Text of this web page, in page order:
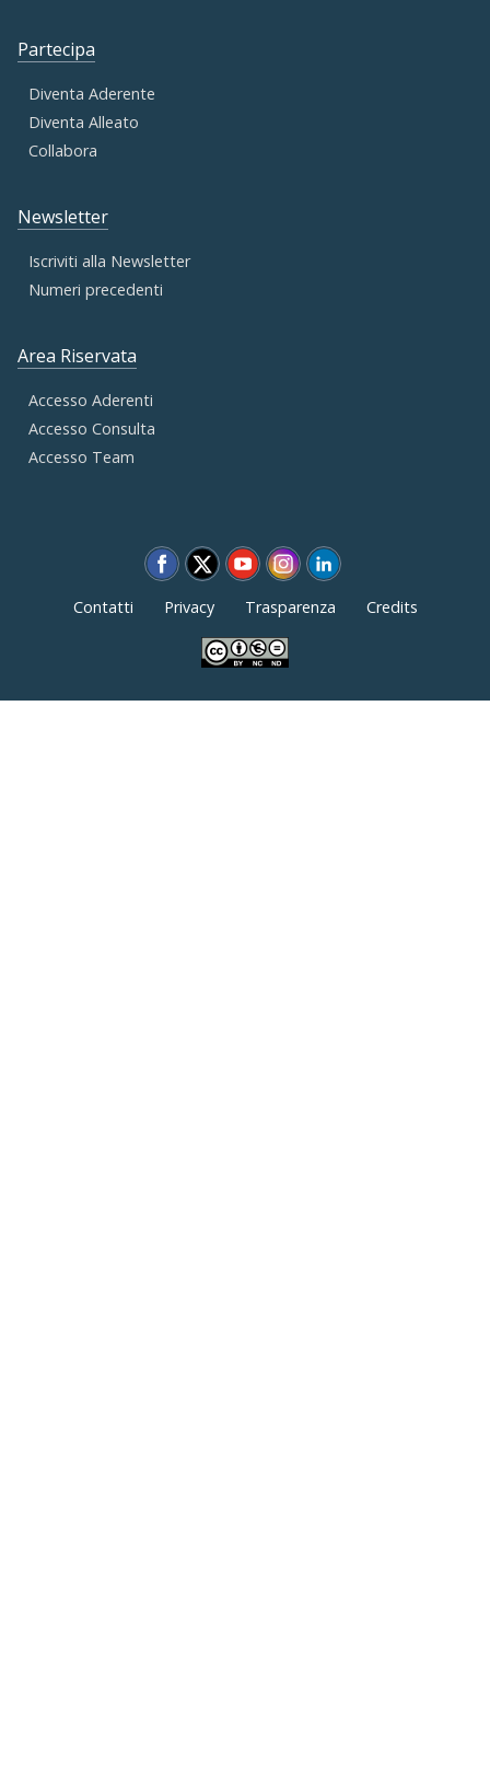
Partecipa
Diventa Aderente
Diventa Alleato
Collabora
Newsletter
Iscriviti alla Newsletter
Numeri precedenti
Area Riservata
Accesso Aderenti
Accesso Consulta
Accesso Team
Contatti Privacy Trasparenza Credits